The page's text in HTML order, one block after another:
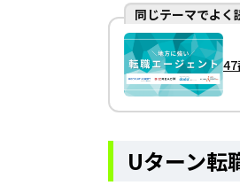
同じテーマでよく
47
Uターン転